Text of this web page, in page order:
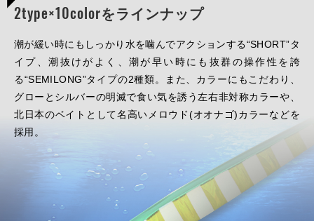
2type×10colorをラインナップ
潮が緩い時にもしっかり水を噛んでアクションする“SHORT”タ
イプ、潮抜けがよく、潮が早い時にも抜群の操作性を誇
る“SEMILONG”タイプの2種類。また、カラーにもこだわり、
グローとシルバーの明滅で食い気を誘う左右非対称カラーや、
北日本のベイトとして名高いメロウド(オオナゴ)カラーなどを
採用。